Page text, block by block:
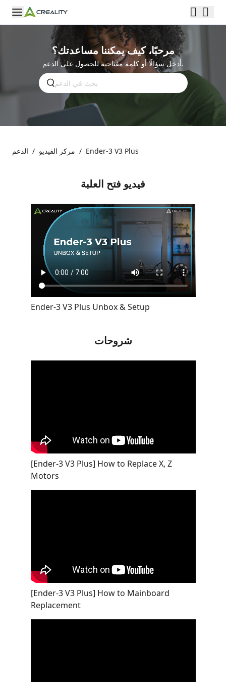
مرحبًا، كيف يمكننا مساعدتك؟
أدخل سؤالًا أو كلمة مفتاحية للحصول على الدعم.
الدعم / مركز الفيديو / Ender-3 V3 Plus
فيديو فتح العلبة
Ender-3 V3 Plus Unbox & Setup
شروحات
[Ender-3 V3 Plus] How to Replace X, Z
Motors
[Ender-3 V3 Plus] How to Mainboard
Replacement